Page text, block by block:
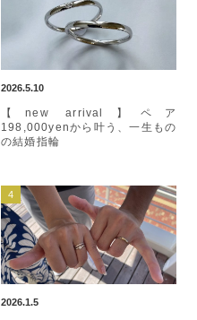
2026.5.10
【new arrival】ペア
198,000yenから叶う、一生もの
の結婚指輪
2026.1.5